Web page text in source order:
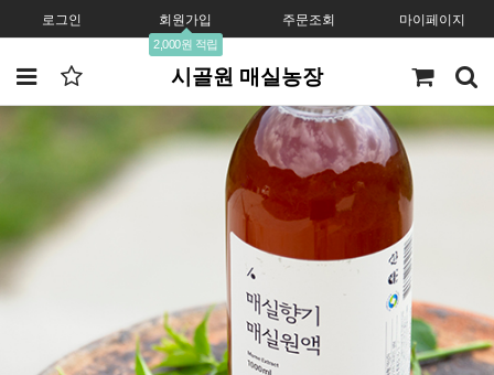
로그인 회원가입
2,000원 적립
주문조회 마이페이지
시골원 매실농장